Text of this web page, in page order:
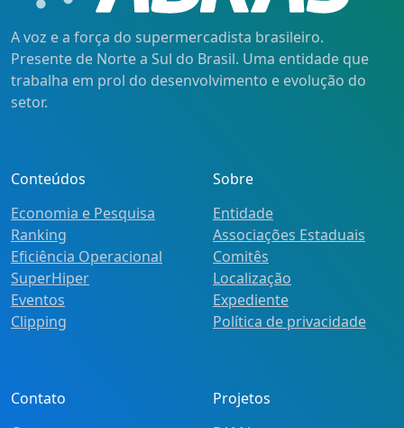
A voz e a força do supermercadista brasileiro.
Presente de Norte a Sul do Brasil. Uma entidade que
trabalha em prol do desenvolvimento e evolução do
setor.
Conteúdos
Economia e Pesquisa
Ranking
Eficiência Operacional
SuperHiper
Eventos
Clipping
Sobre
Entidade
Associações Estaduais
Comitês
Localização
Expediente
Política de privacidade
Contato
Projetos